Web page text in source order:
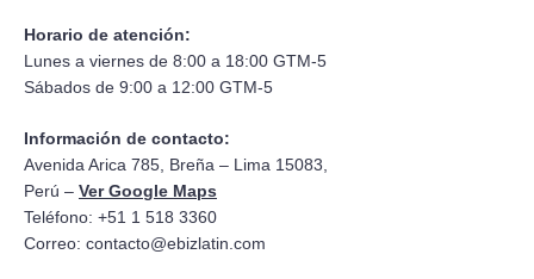
Horario de atención:
Lunes a viernes de 8:00 a 18:00 GTM-5
Sábados de 9:00 a 12:00 GTM-5
Información de contacto:
Avenida Arica 785, Breña – Lima 15083,
Perú – Ver Google Maps
Teléfono: +51 1 518 3360
Correo: contacto@ebizlatin.com